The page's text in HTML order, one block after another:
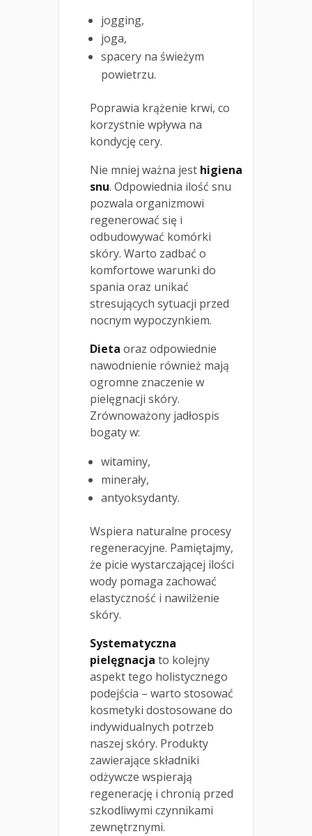
jogging,
joga,
spacery na świeżym
powietrzu.
Poprawia krążenie krwi, co
korzystnie wpływa na
kondycję cery.
Nie mniej ważna jest higiena
snu. Odpowiednia ilość snu
pozwala organizmowi
regenerować się i
odbudowywać komórki
skóry. Warto zadbać o
komfortowe warunki do
spania oraz unikać
stresujących sytuacji przed
nocnym wypoczynkiem.
Dieta oraz odpowiednie
nawodnienie również mają
ogromne znaczenie w
pielęgnacji skóry.
Zrównoważony jadłospis
bogaty w:
witaminy,
minerały,
antyoksydanty.
Wspiera naturalne procesy
regeneracyjne. Pamiętajmy,
że picie wystarczającej ilości
wody pomaga zachować
elastyczność i nawilżenie
skóry.
Systematyczna
pielęgnacja to kolejny
aspekt tego holistycznego
podejścia – warto stosować
kosmetyki dostosowane do
indywidualnych potrzeb
naszej skóry. Produkty
zawierające składniki
odżywcze wspierają
regenerację i chronią przed
szkodliwymi czynnikami
zewnętrznymi.